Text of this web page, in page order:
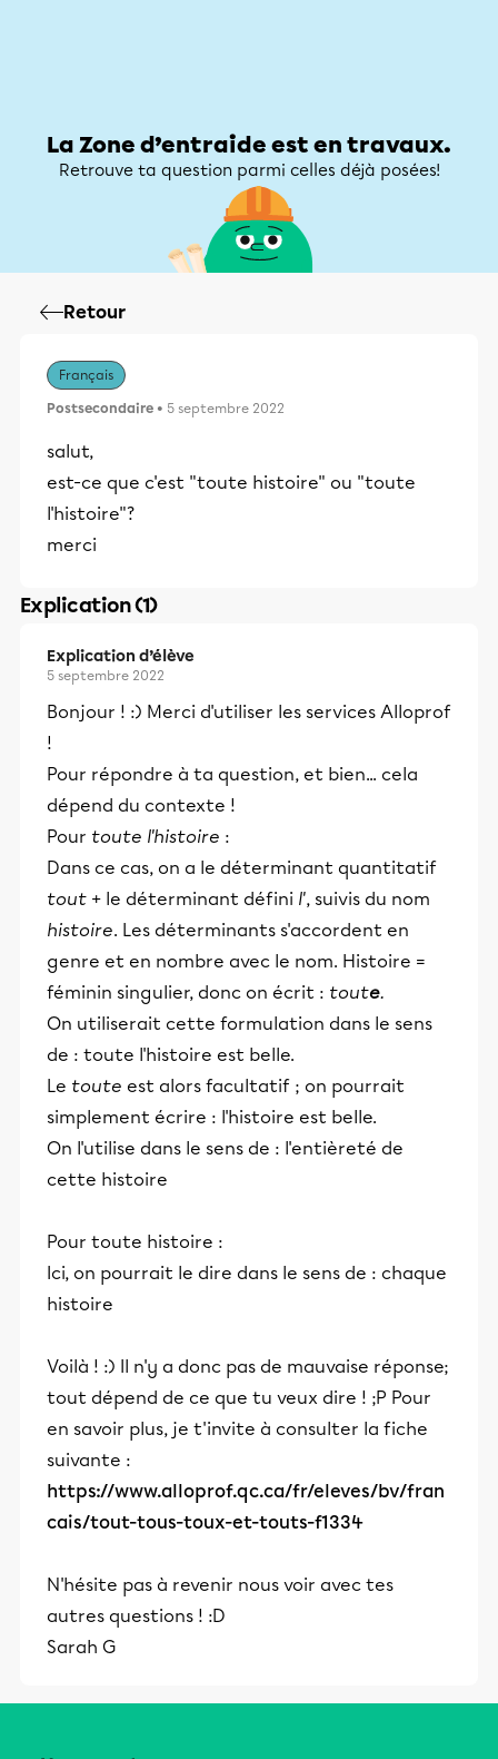
La Zone d’entraide est en travaux.
Retrouve ta question parmi celles déjà posées!
Retour
Français
Postsecondaire • 5 septembre 2022
salut,
est-ce que c'est "toute histoire" ou "toute
l'histoire"?
merci
Explication (1)
Explication d’élève
5 septembre 2022
Bonjour ! :) Merci d'utiliser les services Alloprof
!
Pour répondre à ta question, et bien... cela
dépend du contexte !
Pour toute l'histoire :
Dans ce cas, on a le déterminant quantitatif
tout + le déterminant défini l', suivis du nom
histoire. Les déterminants s'accordent en
genre et en nombre avec le nom. Histoire =
féminin singulier, donc on écrit : toute.
On utiliserait cette formulation dans le sens
de : toute l'histoire est belle.
Le toute est alors facultatif ; on pourrait
simplement écrire : l'histoire est belle.
On l'utilise dans le sens de : l'entièreté de
cette histoire
Pour toute histoire :
Ici, on pourrait le dire dans le sens de : chaque
histoire
Voilà ! :) Il n'y a donc pas de mauvaise réponse;
tout dépend de ce que tu veux dire ! ;P Pour
en savoir plus, je t'invite à consulter la fiche
suivante :
https://www.alloprof.qc.ca/fr/eleves/bv/fran
cais/tout-tous-toux-et-touts-f1334
N'hésite pas à revenir nous voir avec tes
autres questions ! :D
Sarah G